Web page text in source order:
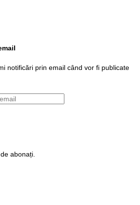
notificări prin email când vor fi publicate
abonați.